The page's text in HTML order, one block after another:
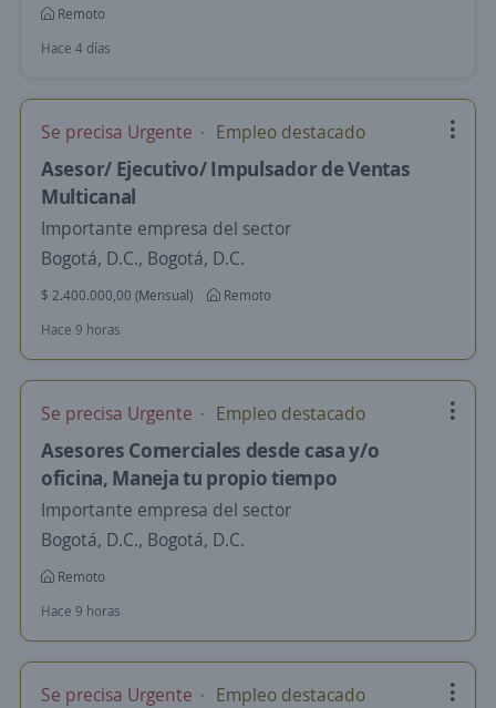
Remoto
Hace 4 días
Se precisa Urgente Empleo destacado
Asesor/ Ejecutivo/ Impulsador de Ventas
Multicanal
Importante empresa del sector
Bogotá, D.C., Bogotá, D.C.
$ 2.400.000,00 (Mensual)
Remoto
Hace 9 horas
Se precisa Urgente Empleo destacado
Asesores Comerciales desde casa y/o
oficina, Maneja tu propio tiempo
Importante empresa del sector
Bogotá, D.C., Bogotá, D.C.
Remoto
Hace 9 horas
Se precisa Urgente Empleo destacado